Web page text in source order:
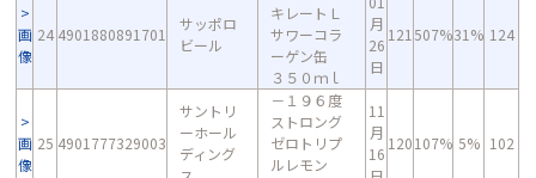
画
像
24 4901880891701
サッポロ
ビール
キレートＬ
サワーコラ
ーゲン缶
３５０ｍｌ
月
26
日
121 507%31% 124
画
像
25 4901777329003
サントリ
ーホール
ディング
－１９６度
ストロング
ゼロトリプ
ルレモン
11
月
16
120107% 5% 102